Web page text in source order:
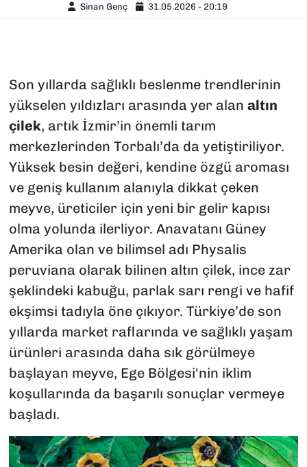
Sinan Genç 31.05.2026 - 20:19
Son yıllarda sağlıklı beslenme trendlerinin
yükselen yıldızları arasında yer alan altın
çilek, artık İzmir’in önemli tarım
merkezlerinden Torbalı’da da yetiştiriliyor.
Yüksek besin değeri, kendine özgü aroması
ve geniş kullanım alanıyla dikkat çeken
meyve, üreticiler için yeni bir gelir kapısı
olma yolunda ilerliyor. Anavatanı Güney
Amerika olan ve bilimsel adı Physalis
peruvianaolarak bilinen altın çilek, ince zar
şeklindeki kabuğu, parlak sarı rengi ve hafif
ekşimsi tadıyla öne çıkıyor. Türkiye’de son
yıllarda market raflarında ve sağlıklı yaşam
ürünleri arasında daha sık görülmeye
başlayan meyve, Ege Bölgesi'nin iklim
koşullarında da başarılı sonuçlar vermeye
başladı.